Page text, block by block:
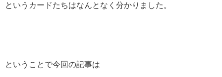
というカードたちはなんとなく分かりました。
ということで今回の記事は